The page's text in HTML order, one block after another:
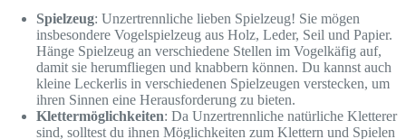
Spielzeug: Unzertrennliche lieben Spielzeug! Sie mögen
insbesondere Vogelspielzeug aus Holz, Leder, Seil und Papier.
Hänge Spielzeug an verschiedene Stellen im Vogelkäfig auf,
damit sie herumfliegen und knabbern können. Du kannst auch
kleine Leckerlis in verschiedenen Spielzeugen verstecken, um
ihren Sinnen eine Herausforderung zu bieten.
Klettermöglichkeiten: Da Unzertrennliche natürliche Kletterer
sind, solltest du ihnen Möglichkeiten zum Klettern und Spielen